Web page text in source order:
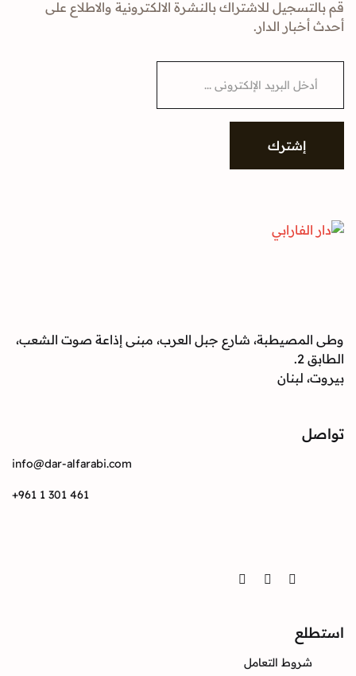
قم بالتسجيل للاشتراك بالنشرة الالكترونية والاطلاع على
أحدث أخبار الدار.
i
إشترك
وطى المصيطبة، شارع جبل العرب، مبنى إذاعة صوت الشعب،
الطابق 2.
بيروت، لبنان
تواصل
info@dar-alfarabi.com
+961 1 301 461
Facebook
Instagram
Twitter
استطلع
شروط التعامل